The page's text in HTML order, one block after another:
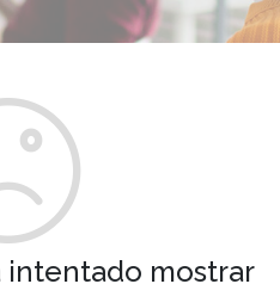
intentado mostrar